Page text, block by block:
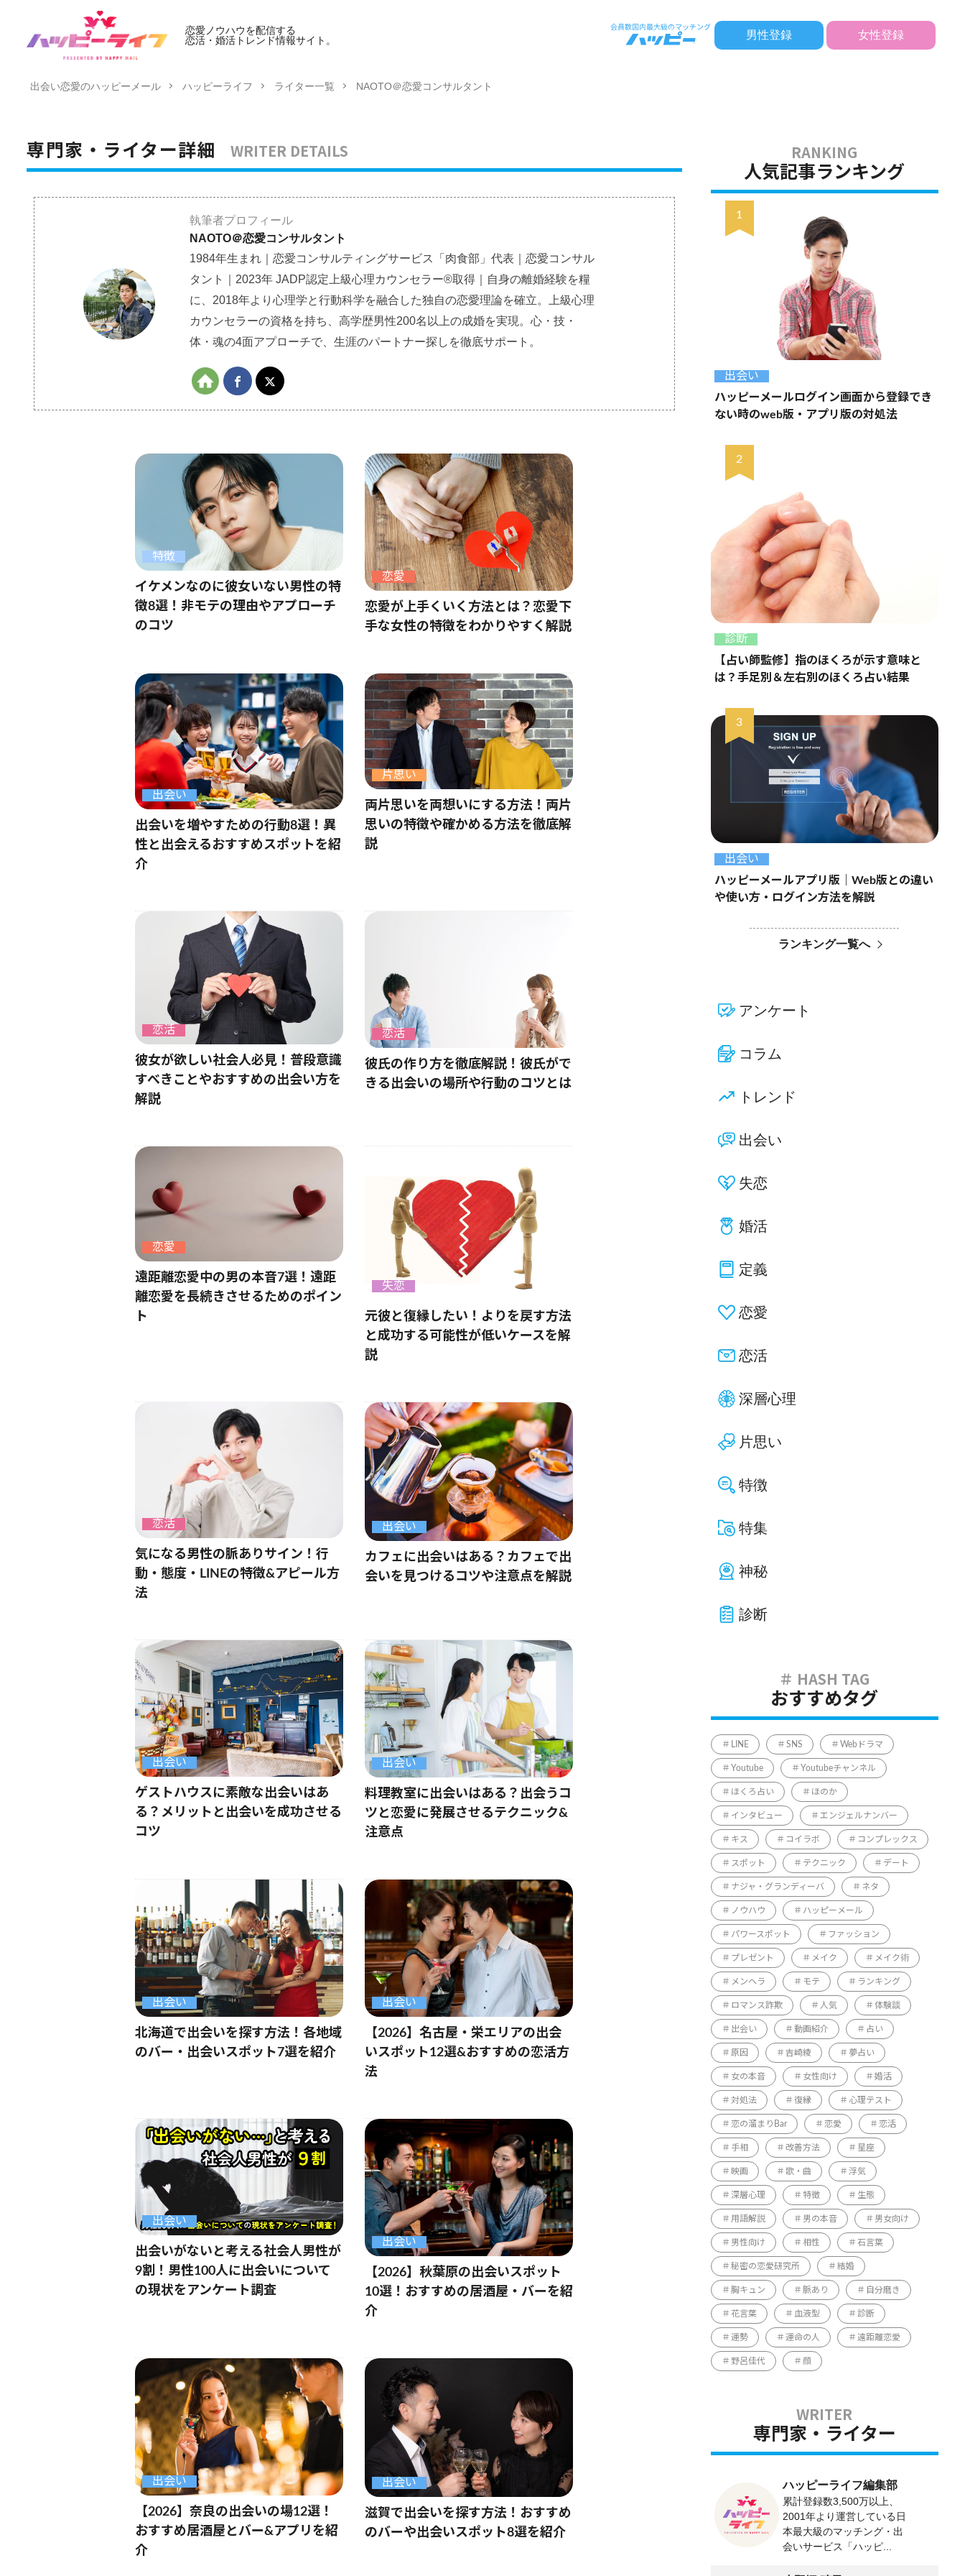
恋愛ノウハウを配信する
恋活・婚活トレンド情報サイト。
男性登録 女性登録
出会い恋愛のハッピーメール ハッピーライフ ライター一覧 NAOTO＠恋愛コンサルタント
専門家・ライター詳細 WRITER DETAILS
執筆者プロフィール
NAOTO＠恋愛コンサルタント
1984年生まれ｜恋愛コンサルティングサービス「肉食部」代表｜恋愛コンサル
タント｜2023年 JADP認定上級心理カウンセラー®取得｜自身の離婚経験を糧
に、2018年より心理学と行動科学を融合した独自の恋愛理論を確立。上級心理
カウンセラーの資格を持ち、高学歴男性200名以上の成婚を実現。心・技・
体・魂の4面アプローチで、生涯のパートナー探しを徹底サポート。
特徴
イケメンなのに彼女いない男性の特
徴8選！非モテの理由やアプローチ
のコツ
恋愛
恋愛が上手くいく方法とは？恋愛下
手な女性の特徴をわかりやすく解説
出会い
出会いを増やすための行動8選！異
性と出会えるおすすめスポットを紹
介
片思い
両片思いを両想いにする方法！両片
思いの特徴や確かめる方法を徹底解
説
恋活
彼女が欲しい社会人必見！普段意識
すべきことやおすすめの出会い方を
解説
恋活
彼氏の作り方を徹底解説！彼氏がで
きる出会いの場所や行動のコツとは
恋愛
遠距離恋愛中の男の本音7選！遠距
離恋愛を長続きさせるためのポイン
ト
失恋
元彼と復縁したい！よりを戻す方法
と成功する可能性が低いケースを解
説
恋活
気になる男性の脈ありサイン！行
動・態度・LINEの特徴&アピール方
法
出会い
カフェに出会いはある？カフェで出
会いを見つけるコツや注意点を解説
出会い
ゲストハウスに素敵な出会いはあ
る？メリットと出会いを成功させる
コツ
出会い
料理教室に出会いはある？出会うコ
ツと恋愛に発展させるテクニック&
注意点
出会い
北海道で出会いを探す方法！各地域
のバー・出会いスポット7選を紹介
出会い
【2026】名古屋・栄エリアの出会
いスポット12選&おすすめの恋活方
法
出会い
出会いがないと考える社会人男性が
9割！男性100人に出会いについて
の現状をアンケート調査
出会い
【2026】秋葉原の出会いスポット
10選！おすすめの居酒屋・バーを紹
介
出会い
【2026】奈良の出会いの場12選！
おすすめ居酒屋とバー&アプリを紹
介
出会い
滋賀で出会いを探す方法！おすすめ
のバーや出会いスポット8選を紹介
人気記事ランキング
出会い
ハッピーメールログイン画面から登録でき
ない時のweb版・アプリ版の対処法
診断
【占い師監修】指のほくろが示す意味と
は？手足別＆左右別のほくろ占い結果
出会い
ハッピーメールアプリ版｜Web版との違い
や使い方・ログイン方法を解説
ランキング一覧へ
アンケート
コラム
トレンド
出会い
失恋
婚活
定義
恋愛
恋活
深層心理
片思い
特徴
特集
神秘
診断
おすすめタグ
LINE SNS Webドラマ
Youtube Youtubeチャンネル
ほくろ占い ほのか
インタビュー エンジェルナンバー
キス コイラボ コンプレックス
スポット テクニック デート
ナジャ・グランディーバ ネタ
ノウハウ ハッピーメール
パワースポット ファッション
プレゼント メイク メイク術
メンヘラ モテ ランキング
ロマンス詐欺 人気 体験談
出会い 動画紹介 占い
原因 吉崎綾 夢占い
女の本音 女性向け 婚活
対処法 復縁 心理テスト
恋の溜まりBar 恋愛 恋活
手相 改善方法 星座
映画 歌・曲 浮気
深層心理 特徴 生態
用語解説 男の本音 男女向け
男性向け 相性 石言葉
秘密の恋愛研究所 結婚
胸キュン 脈あり 自分磨き
花言葉 血液型 診断
運勢 運命の人 遠距離恋愛
野呂佳代 顔
専門家・ライター
ハッピーライフ編集部
累計登録数3,500万以上、
2001年より運営している日
本最大級のマッチング・出
会いサービス「ハッピ...